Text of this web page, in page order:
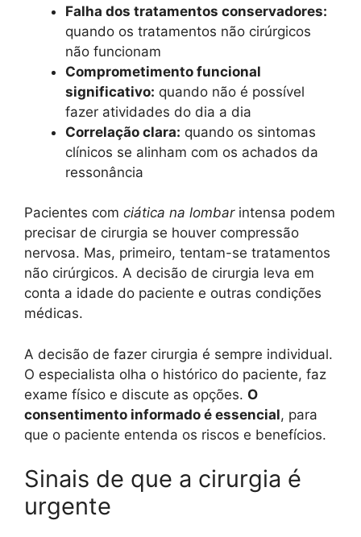
Falha dos tratamentos conservadores:
quando os tratamentos não cirúrgicos
não funcionam
Comprometimento funcional
significativo: quando não é possível
fazer atividades do dia a dia
Correlação clara: quando os sintomas
clínicos se alinham com os achados da
ressonância
Pacientes com ciática na lombarintensa podem
precisar de cirurgia se houver compressão
nervosa. Mas, primeiro, tentam-se tratamentos
não cirúrgicos. A decisão de cirurgia leva em
conta a idade do paciente e outras condições
médicas.
A decisão de fazer cirurgia é sempre individual.
O especialista olha o histórico do paciente, faz
exame físico e discute as opções. O
consentimento informado é essencial, para
que o paciente entenda os riscos e benefícios.
Sinais de que a cirurgia é
urgente